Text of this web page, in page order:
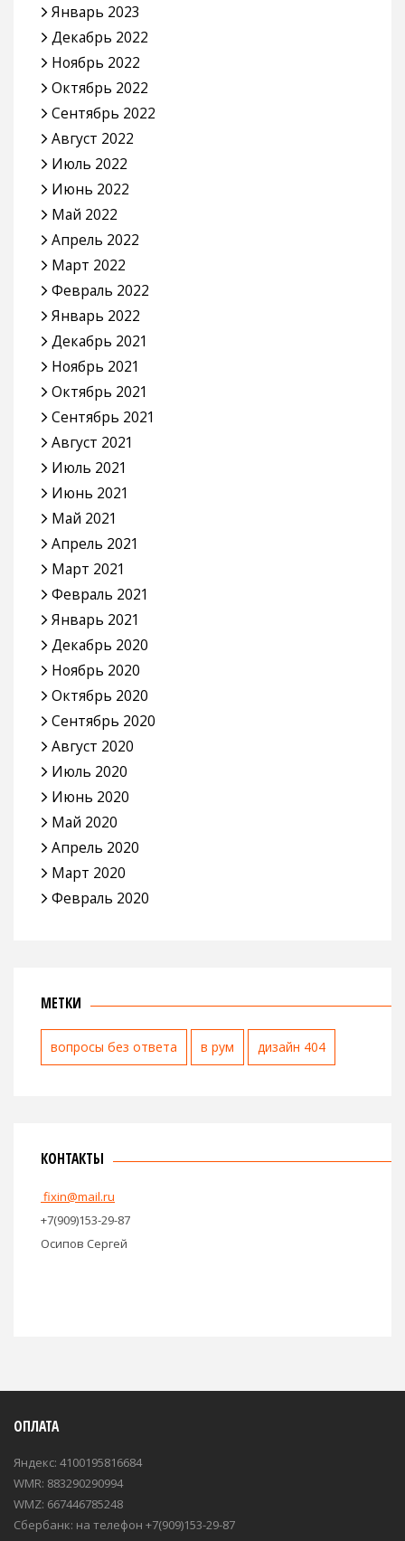
Январь 2023
Декабрь 2022
Ноябрь 2022
Октябрь 2022
Сентябрь 2022
Август 2022
Июль 2022
Июнь 2022
Май 2022
Апрель 2022
Март 2022
Февраль 2022
Январь 2022
Декабрь 2021
Ноябрь 2021
Октябрь 2021
Сентябрь 2021
Август 2021
Июль 2021
Июнь 2021
Май 2021
Апрель 2021
Март 2021
Февраль 2021
Январь 2021
Декабрь 2020
Ноябрь 2020
Октябрь 2020
Сентябрь 2020
Август 2020
Июль 2020
Июнь 2020
Май 2020
Апрель 2020
Март 2020
Февраль 2020
МЕТКИ
вопросы без ответа в рум дизайн 404
КОНТАКТЫ
fixin@mail.ru
+7(909)153-29-87
Осипов Сергей
ОПЛАТА
Яндекс: 4100195816684
WMR: 883290290994
WMZ: 667446785248
Сбербанк: на телефон +7(909)153-29-87